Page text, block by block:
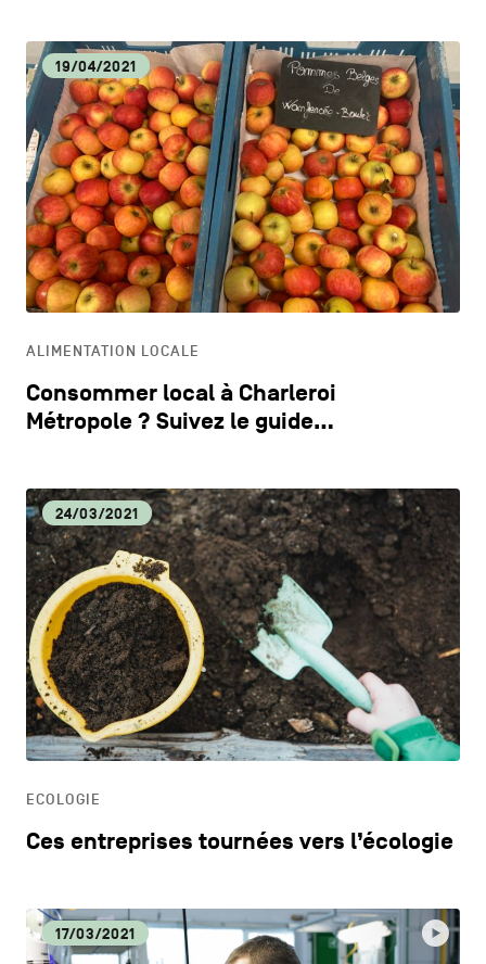
19/04/2021
ALIMENTATION LOCALE
Consommer local à Charleroi
Métropole ? Suivez le guide…
24/03/2021
ECOLOGIE
Ces entreprises tournées vers l’écologie
17/03/2021